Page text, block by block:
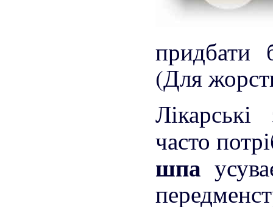
придбати
(Для
часто
шпа